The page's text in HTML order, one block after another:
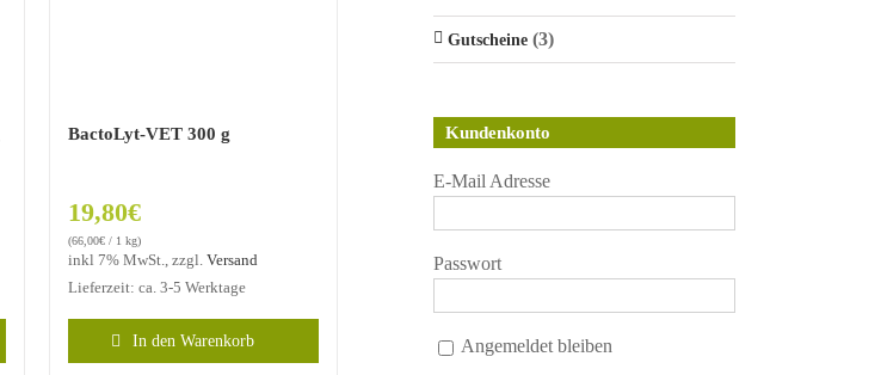
BactoLyt-VET 300 g
19,80€
(66,00€/ 1 kg)
inkl 7% MwSt., zzgl. Versand
Lieferzeit: ca. 3-5 Werktage
In den Warenkorb
Gutscheine (3)
Kundenkonto
E-Mail Adresse
Passwort
Angemeldet bleiben